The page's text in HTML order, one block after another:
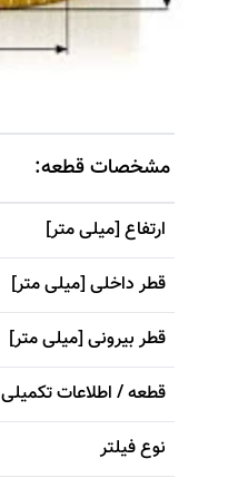
مشخصات قطعه:
ارتفاع [میلی متر]
قطر داخلی [میلی متر]
قطر بیرونی [میلی متر]
قطعه / اطلاعات تکمیلی
نوع فیلتر